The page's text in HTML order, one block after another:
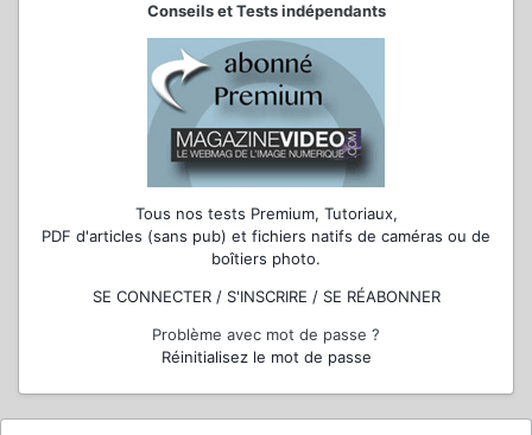
Conseils et Tests indépendants
Tous nos tests Premium, Tutoriaux,
PDF d'articles (sans pub) et fichiers natifs de caméras ou de
boîtiers photo.
SE CONNECTER / S'INSCRIRE / SE RÉABONNER
Problème avec mot de passe ?
Réinitialisez le mot de passe